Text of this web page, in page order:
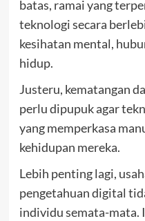
batas, ramai yang
teknologi secara
kesihatan mental,
hidup.
Justeru, kematangan
perlu dipupuk agar
yang memperkasa
kehidupan mereka.
Lebih penting lagi,
pengetahuan digital
individu semata-mata.